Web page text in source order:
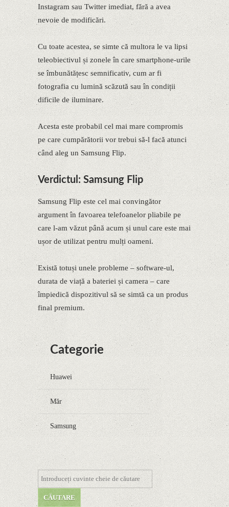
Instagram sau Twitter imediat, fără a avea
nevoie de modificări.
Cu toate acestea, se simte că multora le va lipsi
teleobiectivul și zonele în care smartphone-urile
se îmbunătățesc semnificativ, cum ar fi
fotografia cu lumină scăzută sau în condiții
dificile de iluminare.
Acesta este probabil cel mai mare compromis
pe care cumpărătorii vor trebui să-l facă atunci
când aleg un Samsung Flip.
Verdictul: Samsung Flip
Samsung Flip este cel mai convingător
argument în favoarea telefoanelor pliabile pe
care l-am văzut până acum și unul care este mai
ușor de utilizat pentru mulți oameni.
Există totuși unele probleme – software-ul,
durata de viață a bateriei și camera – care
împiedică dispozitivul să se simtă ca un produs
final premium.
Categorie
Huawei
Măr
Samsung